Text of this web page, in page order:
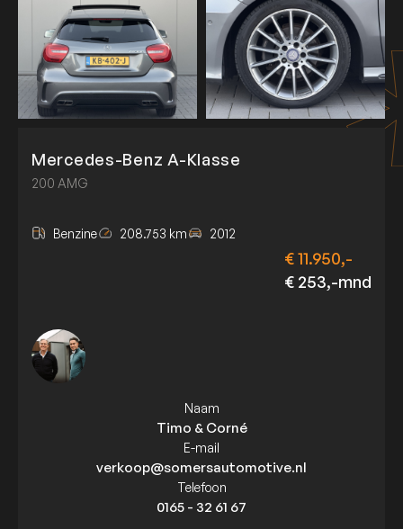
Mercedes-Benz A-Klasse
200 AMG
Benzine 208.753 km 2012
€ 11.950,-
€ 253,-mnd
Naam
Timo & Corné
E-mail
verkoop@somersautomotive.nl
Telefoon
0165 - 32 61 67